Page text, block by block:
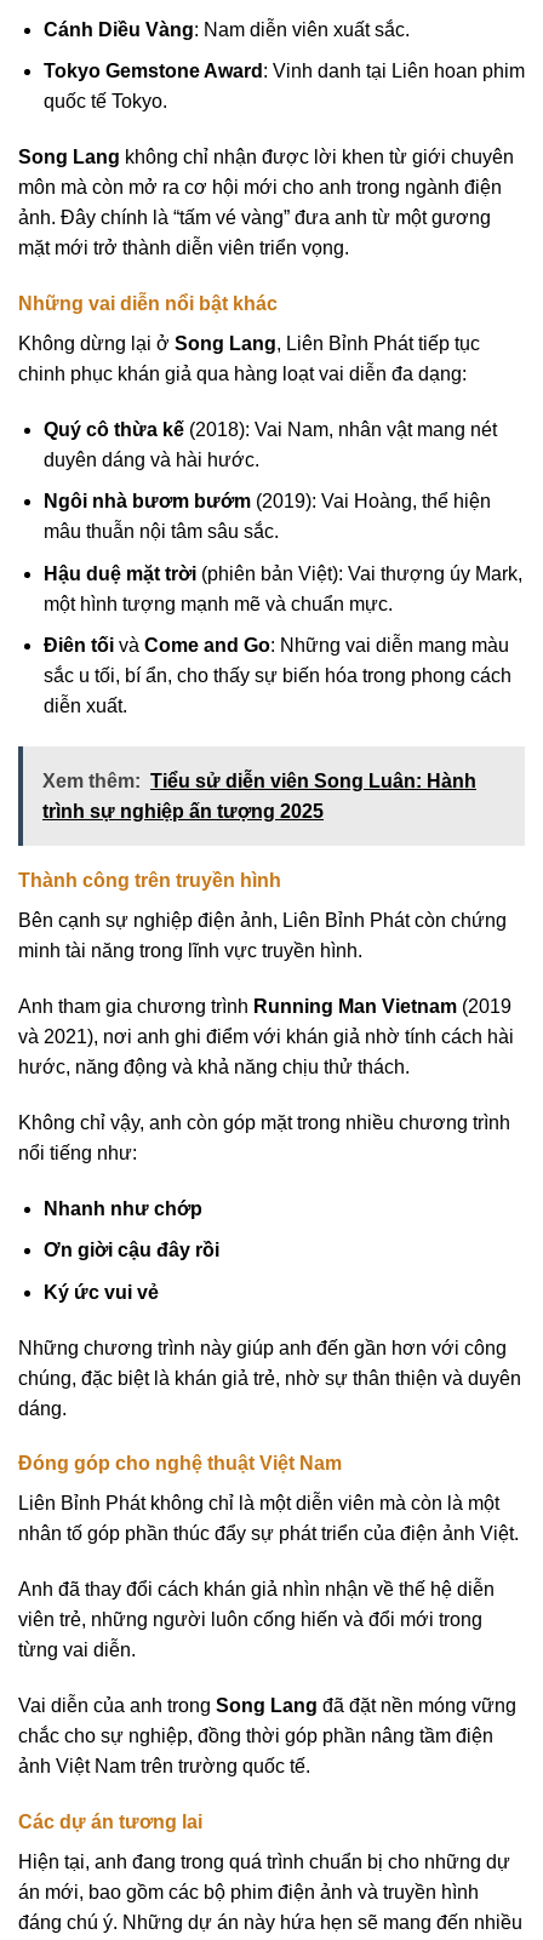
Cánh Diều Vàng: Nam diễn viên xuất sắc.
Tokyo Gemstone Award : Vinh danh tại Liên hoan phim
quốc tế Tokyo.
Song Lang không chỉ nhận được lời khen từ giới chuyên
môn mà còn mở ra cơ hội mới cho anh trong ngành điện
ảnh. Đây chính là “tấm vé vàng” đưa anh từ một gương
mặt mới trở thành diễn viên triển vọng.
Những vai diễn nổi bật khác
Không dừng lại ở Song Lang, Liên Bỉnh Phát tiếp tục
chinh phục khán giả qua hàng loạt vai diễn đa dạng:
Quý cô thừa kế(2018): Vai Nam, nhân vật mang nét
duyên dáng và hài hước.
Ngôi nhà bươm bướm(2019): Vai Hoàng, thể hiện
mâu thuẫn nội tâm sâu sắc.
Hậu duệ mặt trời(phiên bản Việt): Vai thượng úy Mark,
một hình tượng mạnh mẽ và chuẩn mực.
Điên tốivà Come and Go: Những vai diễn mang màu
sắc u tối, bí ẩn, cho thấy sự biến hóa trong phong cách
diễn xuất.
Xem thêm: Tiểu sử diễn viên Song Luân: Hành
trình sự nghiệp ấn tượng 2025
Thành công trên truyền hình
Bên cạnh sự nghiệp điện ảnh, Liên Bỉnh Phát còn chứng
minh tài năng trong lĩnh vực truyền hình.
Anh tham gia chương trình Running Man Vietnam (2019
và 2021), nơi anh ghi điểm với khán giả nhờ tính cách hài
hước, năng động và khả năng chịu thử thách.
Không chỉ vậy, anh còn góp mặt trong nhiều chương trình
nổi tiếng như:
Nhanh như chớp
Ơn giời cậu đây rồi
Ký ức vui vẻ
Những chương trình này giúp anh đến gần hơn với công
chúng, đặc biệt là khán giả trẻ, nhờ sự thân thiện và duyên
dáng.
Đóng góp cho nghệ thuật Việt Nam
Liên Bỉnh Phát không chỉ là một diễn viên mà còn là một
nhân tố góp phần thúc đẩy sự phát triển của điện ảnh Việt.
Anh đã thay đổi cách khán giả nhìn nhận về thế hệ diễn
viên trẻ, những người luôn cống hiến và đổi mới trong
từng vai diễn.
Vai diễn của anh trong Song Lang đã đặt nền móng vững
chắc cho sự nghiệp, đồng thời góp phần nâng tầm điện
ảnh Việt Nam trên trường quốc tế.
Các dự án tương lai
Hiện tại, anh đang trong quá trình chuẩn bị cho những dự
án mới, bao gồm các bộ phim điện ảnh và truyền hình
đáng chú ý. Những dự án này hứa hẹn sẽ mang đến nhiều